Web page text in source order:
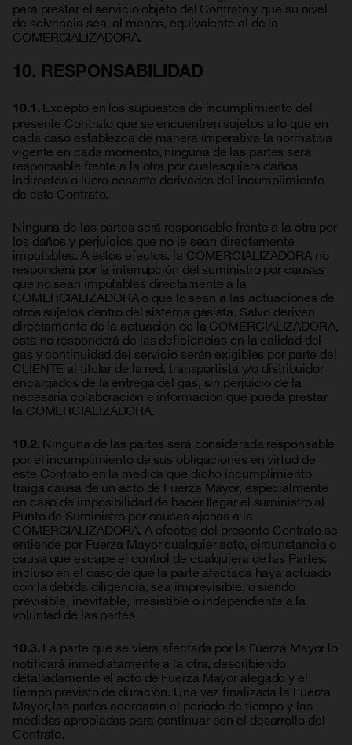
para prestar el servicio objeto del Contrato y que su nivel
de solvencia sea, al menos, equivalente al de la
COMERCIALIZADORA.
10. RESPONSABILIDAD
10.1. Excepto en los supuestos de incumplimiento del
presente Contrato que se encuentren sujetos a lo que en
cada caso establezca de manera imperativa la normativa
vigente en cada momento, ninguna de las partes será
responsable frente a la otra por cualesquiera daños
indirectos o lucro cesante derivados del incumplimiento
de este Contrato.
Ninguna de las partes será responsable frente a la otra por
los daños y perjuicios que no le sean directamente
imputables. A estos efectos, la COMERCIALIZADORA no
responderá por la interrupción del suministro por causas
que no sean imputables directamente a la
COMERCIALIZADORA o que lo sean a las actuaciones de
otros sujetos dentro del sistema gasista. Salvo deriven
directamente de la actuación de la COMERCIALIZADORA,
esta no responderá de las deficiencias en la calidad del
gas y continuidad del servicio serán exigibles por parte del
CLIENTE al titular de la red, transportista y/o distribuidor
encargados de la entrega del gas, sin perjuicio de la
necesaria colaboración e información que pueda prestar
la COMERCIALIZADORA.
10.2. Ninguna de las partes será considerada responsable
por el incumplimiento de sus obligaciones en virtud de
este Contrato en la medida que dicho incumplimiento
traiga causa de un acto de Fuerza Mayor, especialmente
en caso de imposibilidad de hacer llegar el suministro al
Punto de Suministro por causas ajenas a la
COMERCIALIZADORA. A efectos del presente Contrato se
entiende por Fuerza Mayor cualquier acto, circunstancia o
causa que escape el control de cualquiera de las Partes,
incluso en el caso de que la parte afectada haya actuado
con la debida diligencia, sea imprevisible, o siendo
previsible, inevitable, irresistible o independiente a la
voluntad de las partes.
10.3. La parte que se viera afectada por la Fuerza Mayor lo
notificará inmediatamente a la otra, describiendo
detalladamente el acto de Fuerza Mayor alegado y el
tiempo previsto de duración. Una vez finalizada la Fuerza
Mayor, las partes acordarán el periodo de tiempo y las
medidas apropiadas para continuar con el desarrollo del
Contrato.